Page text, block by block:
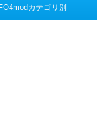
FO4modカテゴリ別